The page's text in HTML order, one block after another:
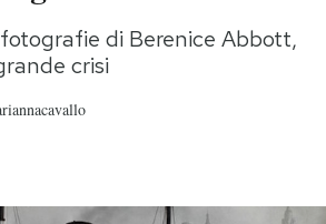
Consumismi
Altrecose
di Berenice Abbott,
crisi